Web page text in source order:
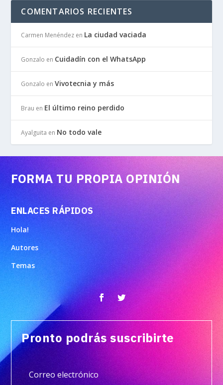
COMENTARIOS RECIENTES
Carmen Menéndez en La ciudad vaciada
Gonzalo en Cuidadín con el WhatsApp
Gonzalo enVivotecnia y más
Brau en El último reino perdido
Ayalguita en No todo vale
FORMA TU PROPIA OPINIÓN
ENLACES RÁPIDOS
Hola!
Autores
Temas
Pronto podrás suscribirte